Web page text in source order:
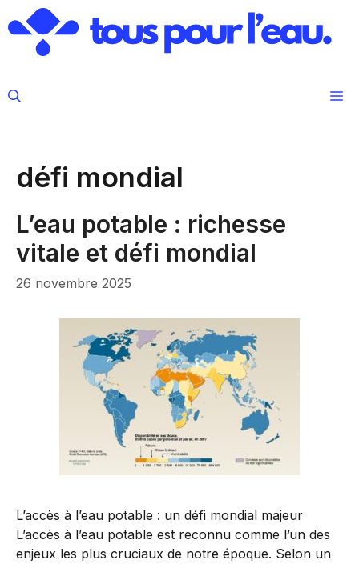
au
contenu
défi mondial
L’eau potable : richesse
vitale et défi mondial
26 novembre 2025
L’accès à l’eau potable : un défi mondial majeur
L’accès à l’eau potable est reconnu comme l’un des
enjeux les plus cruciaux de notre époque. Selon un